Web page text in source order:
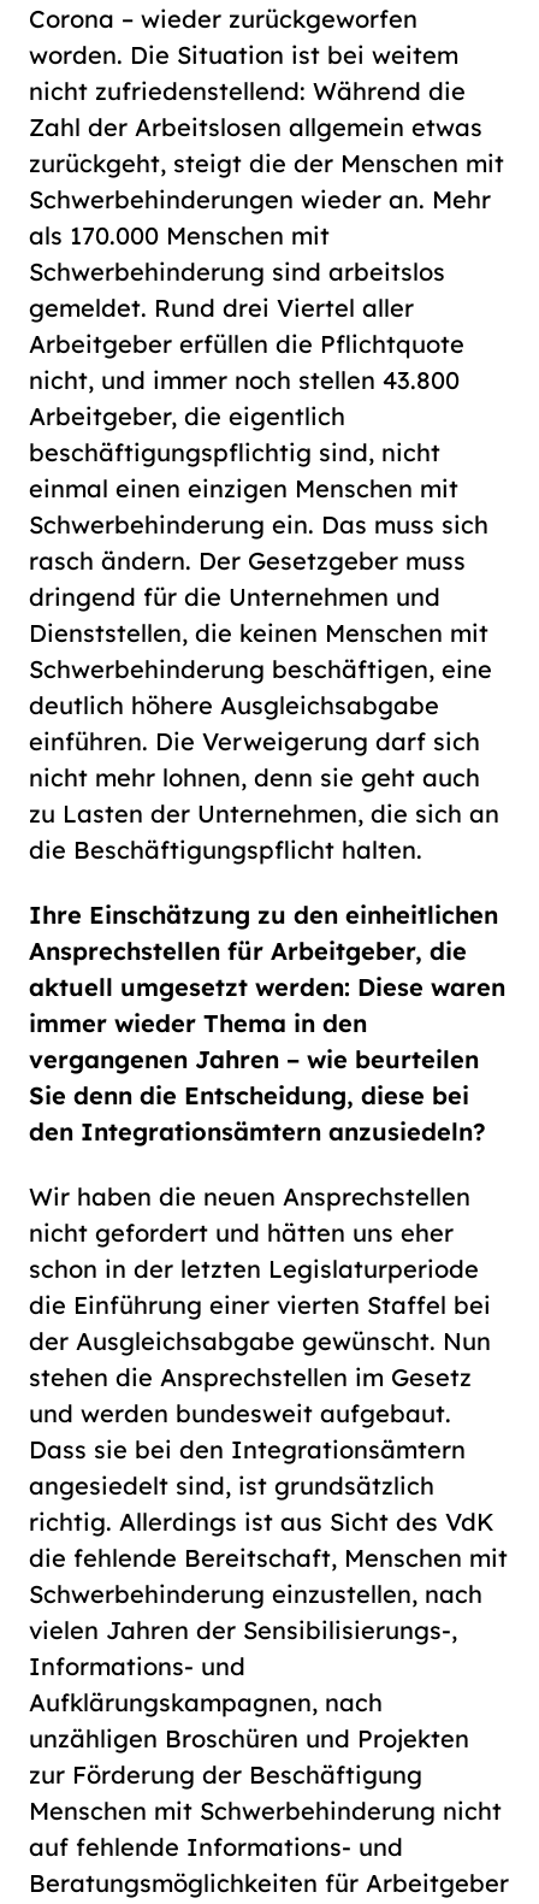
Corona – wieder zurückgeworfen
worden. Die Situation ist bei weitem
nicht zufriedenstellend: Während die
Zahl der Arbeitslosen allgemein etwas
zurückgeht, steigt die der Menschen mit
Schwerbehinderungen wieder an. Mehr
als 170.000 Menschen mit
Schwerbehinderung sind arbeitslos
gemeldet. Rund drei Viertel aller
Arbeitgeber erfüllen die Pflichtquote
nicht, und immer noch stellen 43.800
Arbeitgeber, die eigentlich
beschäftigungspflichtig sind, nicht
einmal einen einzigen Menschen mit
Schwerbehinderung ein. Das muss sich
rasch ändern. Der Gesetzgeber muss
dringend für die Unternehmen und
Dienststellen, die keinen Menschen mit
Schwerbehinderung beschäftigen, eine
deutlich höhere Ausgleichsabgabe
einführen. Die Verweigerung darf sich
nicht mehr lohnen, denn sie geht auch
zu Lasten der Unternehmen, die sich an
die Beschäftigungspflicht halten.
Ihre Einschätzung zu den einheitlichen
Ansprechstellen für Arbeitgeber, die
aktuell umgesetzt werden: Diese waren
immer wieder Thema in den
vergangenen Jahren – wie beurteilen
Sie denn die Entscheidung, diese bei
den Integrationsämtern anzusiedeln?
Wir haben die neuen Ansprechstellen
nicht gefordert und hätten uns eher
schon in der letzten Legislaturperiode
die Einführung einer vierten Staffel bei
der Ausgleichsabgabe gewünscht. Nun
stehen die Ansprechstellen im Gesetz
und werden bundesweit aufgebaut.
Dass sie bei den Integrationsämtern
angesiedelt sind, ist grundsätzlich
richtig. Allerdings ist aus Sicht des VdK
die fehlende Bereitschaft, Menschen mit
Schwerbehinderung einzustellen, nach
vielen Jahren der Sensibilisierungs-,
Informations- und
Aufklärungskampagnen, nach
unzähligen Broschüren und Projekten
zur Förderung der Beschäftigung
Menschen mit Schwerbehinderung nicht
auf fehlende Informations- und
Beratungsmöglichkeiten für Arbeitgeber